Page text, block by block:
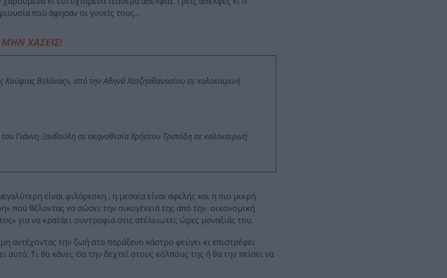
πού άφησαν οι γονείς τους…
ΜΗΝ ΧΑΣΕΙΣ!
Κούφιας Βελόνας», από την Αθηνά Χατζηαθανασίου σε καλοκαιρινή
Γιάννη Ξανθούλη σε σκηνοθεσία Χρήστου Τριπόδη σε καλοκαιρινή
είναι φιλάρεσκη , η μεσαία είναι αφελής και η πιο μικρή
πού θέλοντας να σώσει την οικογένειά της από την οικονομική
για να κρατάει συντροφιά στις ατέλειωτες ώρες μοναξιάς του.
αντέχοντας την ζωή στο παράξενο κάστρο φεύγει κι επιστρέφει
αυτό; Τι θα κάνει; Θα την δεχτεί στους κόλπους της ή θα την πείσει να